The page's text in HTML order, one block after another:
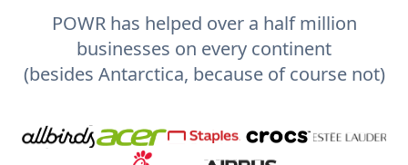
POWR has helped over a half million
businesses on every continent
(besides Antarctica, because of course not)